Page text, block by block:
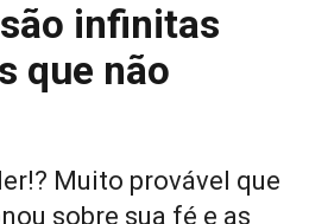
infinitas
que não
Muito provável que
sobre sua fé e as